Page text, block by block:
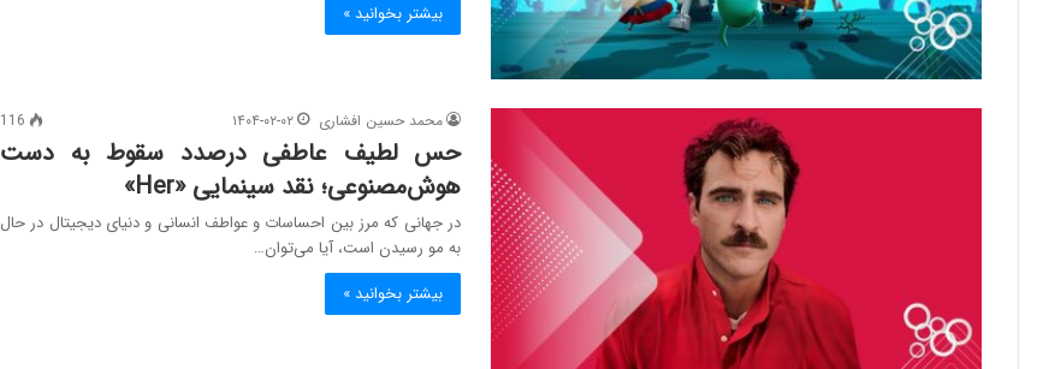
بیشتر بخوانید »
محمد حسین افشاری ۱۴۰۴-۰۲-۰۲ 116
حس لطیف عاطفی درصدد سقوط به دست
هوش‌مصنوعی؛ نقد سینمایی «Her»
در جهانی که مرز بین احساسات و عواطف انسانی و دنیای دیجیتال در حال
به مو رسیدن است، آیا می‌توان…
بیشتر بخوانید »